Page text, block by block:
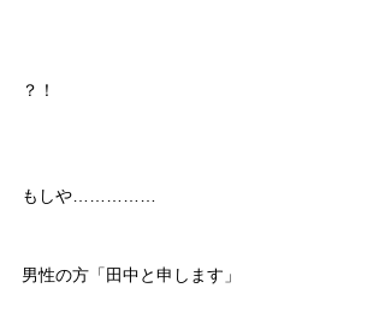
？！
もしや……………
男性の方「田中と申します」